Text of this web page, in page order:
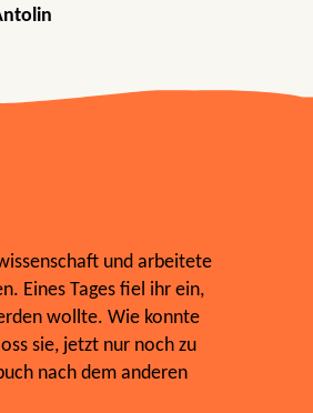
und arbeitete
Eines Tages fiel ihr ein,
wollte. Wie konnte
sie, jetzt nur noch zu
nach dem anderen